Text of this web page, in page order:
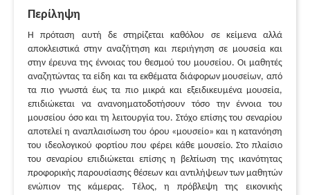
Περίληψη
Η πρόταση αυτή δε στηρίζεται καθόλου σε κείμενα αλλά
αποκλειστικά στην αναζήτηση και περιήγηση σε μουσεία και
στην έρευνα της έννοιας του θεσμού του μουσείου. Οι μαθητές
αναζητώντας τα είδη και τα εκθέματα διάφορων μουσείων, από
τα πιο γνωστά έως τα πιο μικρά και εξειδικευμένα μουσεία,
επιδιώκεται να ανανοηματοδοτήσουν τόσο την έννοια του
μουσείου όσο και τη λειτουργία του. Στόχο επίσης του σεναρίου
αποτελεί η αναπλαισίωση του όρου «μουσείο» και η κατανόηση
του ιδεολογικού φορτίου που φέρει κάθε μουσείο. Στο πλαίσιο
του σεναρίου επιδιώκεται επίσης η βελτίωση της ικανότητας
προφορικής παρουσίασης θέσεων και αντιλήψεων των μαθητών
ενώπιον της κάμερας. Τέλος, η πρόβλεψη της εικονικής